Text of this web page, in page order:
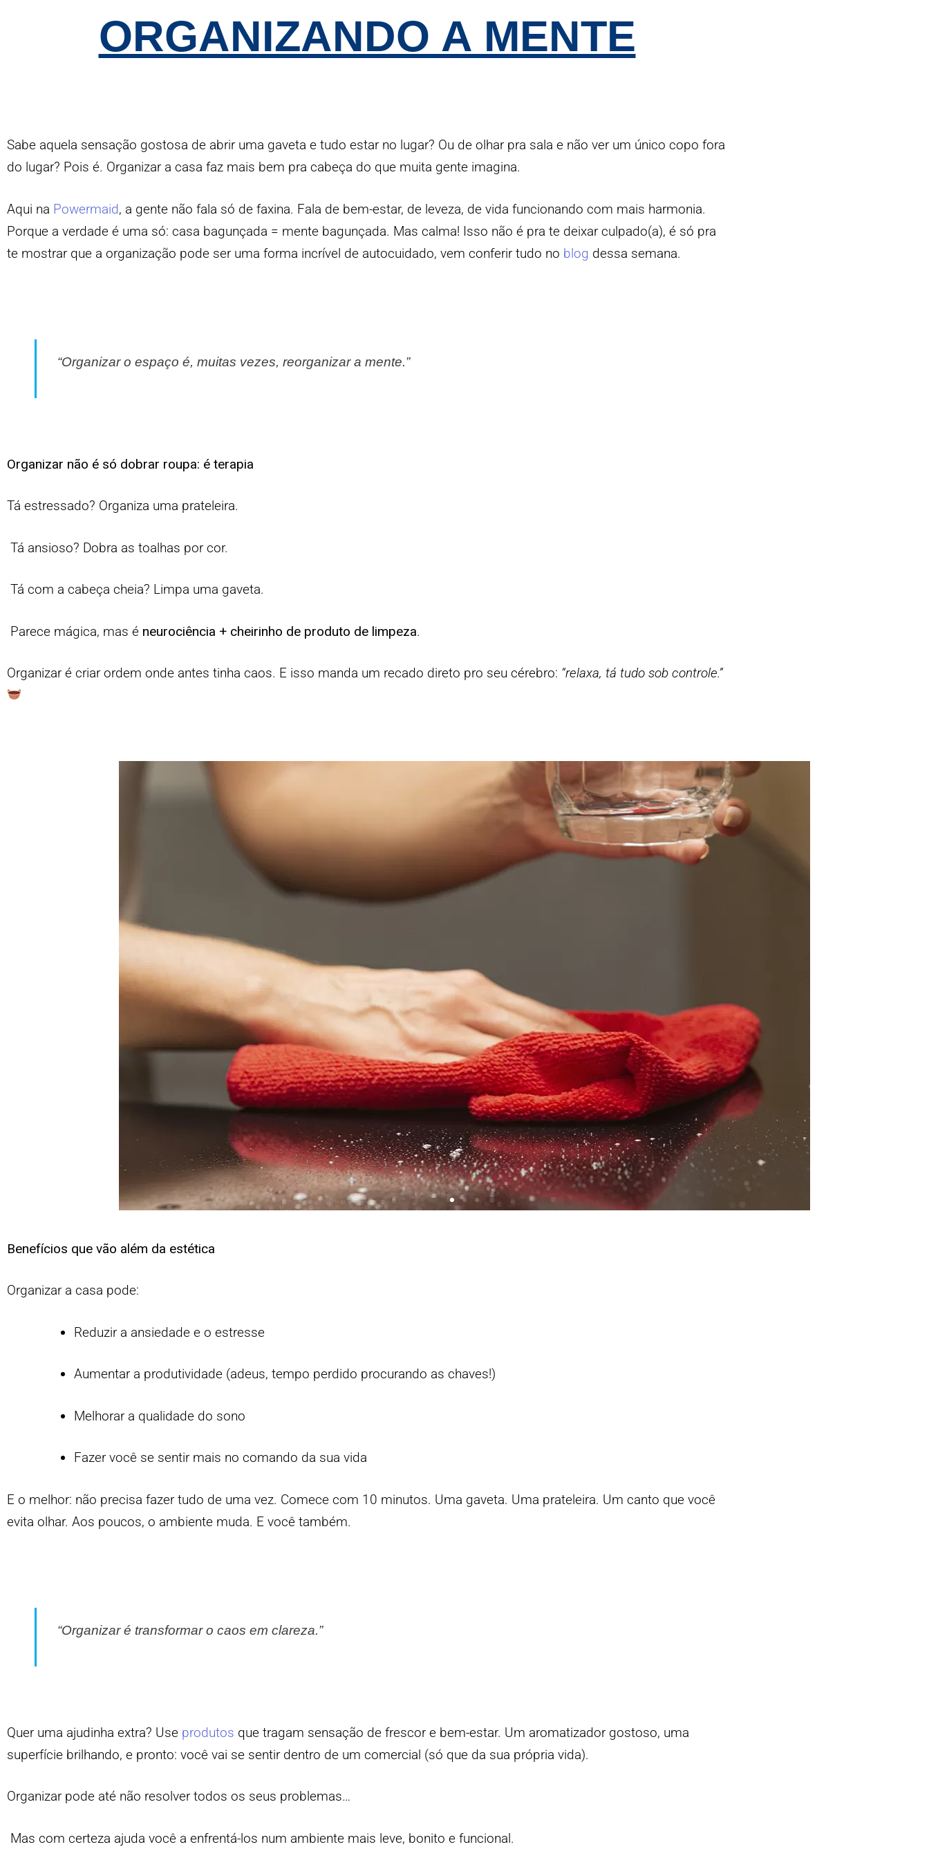
ORGANIZANDO A MENTE
Sabe aquela sensação gostosa de abrir uma gaveta e tudo estar no lugar? Ou de olhar pra sala e não ver um único copo fora
do lugar? Pois é. Organizar a casa faz mais bem pra cabeça do que muita gente imagina.
Aqui na Powermaid, a gente não fala só de faxina. Fala de bem-estar, de leveza, de vida funcionando com mais harmonia.
Porque a verdade é uma só: casa bagunçada = mente bagunçada. Mas calma! Isso não é pra te deixar culpado(a), é só pra
te mostrar que a organização pode ser uma forma incrível de autocuidado, vem conferir tudo no blog dessa semana.
“Organizar o espaço é, muitas vezes, reorganizar a mente.”
Organizar não é só dobrar roupa: é terapia
Tá estressado? Organiza uma prateleira.
Tá ansioso? Dobra as toalhas por cor.
Tá com a cabeça cheia? Limpa uma gaveta.
Parece mágica, mas é neurociência + cheirinho de produto de limpeza.
Organizar é criar ordem onde antes tinha caos. E isso manda um recado direto pro seu cérebro: “relaxa, tá tudo sob controle.”
Benefícios que vão além da estética
Organizar a casa pode:
Reduzir a ansiedade e o estresse
Aumentar a produtividade (adeus, tempo perdido procurando as chaves!)
Melhorar a qualidade do sono
Fazer você se sentir mais no comando da sua vida
E o melhor: não precisa fazer tudo de uma vez. Comece com 10 minutos. Uma gaveta. Uma prateleira. Um canto que você
evita olhar. Aos poucos, o ambiente muda. E você também.
“Organizar é transformar o caos em clareza.”
Quer uma ajudinha extra? Use produtos que tragam sensação de frescor e bem-estar. Um aromatizador gostoso, uma
superfície brilhando, e pronto: você vai se sentir dentro de um comercial (só que da sua própria vida).
Organizar pode até não resolver todos os seus problemas…
Mas com certeza ajuda você a enfrentá-los num ambiente mais leve, bonito e funcional.